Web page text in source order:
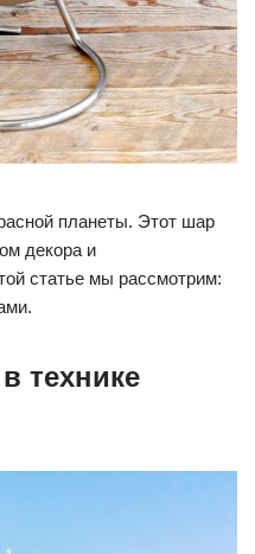
планеты. Этот шар
декора и
статье мы рассмотрим:
технике